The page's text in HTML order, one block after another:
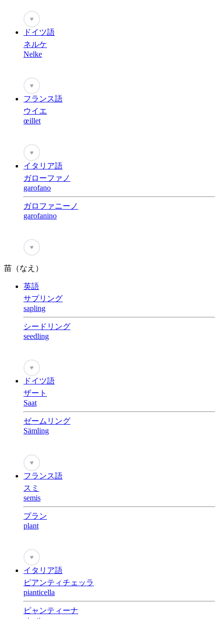
♥
ドイツ語
ネルケ
Nelke
♥
フランス語
ウイエ
œillet
♥
イタリア語
ガローファノ
garofano
ガロファニーノ
garofanino
♥
苗（なえ）
英語
サプリング
sapling
シードリング
seedling
♥
ドイツ語
ザート
Saat
ゼームリング
Sämling
♥
フランス語
スミ
semis
プラン
plant
♥
イタリア語
ピアンティチェッラ
pianticella
ピャンティーナ